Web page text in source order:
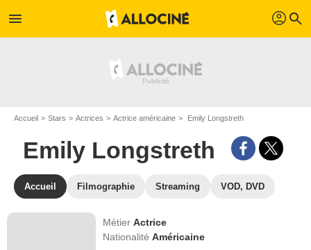
menu profil search
Accueil Stars Actrices Actrice américaine Emily Longstreth
Emily Longstreth
Accueil Filmographie Streaming VOD, DVD
MétierActrice
NationalitéAméricaine